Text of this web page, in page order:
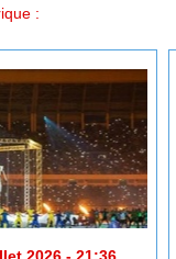
:
2026 - 21:36